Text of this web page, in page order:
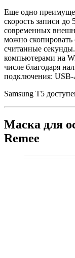
Еще одно
скорость записи
современных
можно скопировать
считанные
компьютерами на
числе благодаря
подключения:
Samsung T5
Маска для
Remee